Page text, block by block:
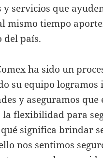
servicios que
mismo tiempo
del país.
ha sido un
su equipo
y aseguramos que
flexibilidad para
qué significa brindar
nos sentimos